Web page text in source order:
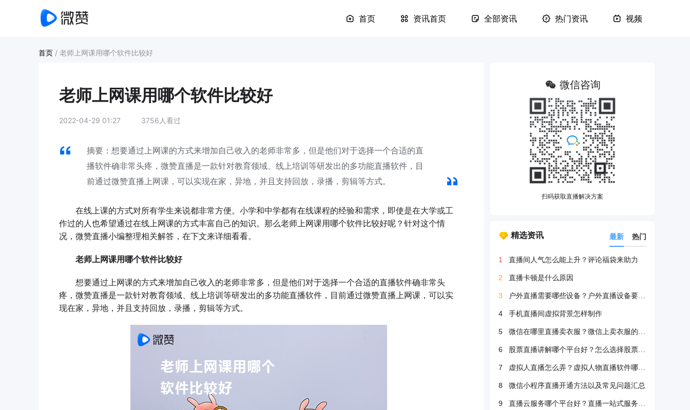
首页 资讯首页 全部资讯 热门资讯 视频
首页 / 老师上网课用哪个软件比较好
老师上网课用哪个软件比较好
2022-04-29 01:27 3756人看过
摘要：想要通过上网课的方式来增加自己收入的老师非常多，但是他们对于选择一个合适的直
播软件确非常头疼，微赞直播是一款针对教育领域、线上培训等研发出的多功能直播软件，目
前通过微赞直播上网课，可以实现在家，异地，并且支持回放，录播，剪辑等方式。
在线上课的方式对所有学生来说都非常方便。小学和中学都有在线课程的经验和需求，即使是在大学或工
作过的人也希望通过在线上网课的方式丰富自己的知识。那么老师上网课用哪个软件比较好呢？针对这个情
况，微赞直播小编整理相关解答，在下文来详细看看。
老师上网课用哪个软件比较好
想要通过上网课的方式来增加自己收入的老师非常多，但是他们对于选择一个合适的直播软件确非常头
疼，微赞直播是一款针对教育领域、线上培训等研发出的多功能直播软件，目前通过微赞直播上网课，可以实
现在家，异地，并且支持回放，录播，剪辑等方式。
微信咨询
扫码获取直播解决方案
精选资讯 最新 热门
1 直播间人气怎么能上升？评论福袋来助力
2 直播卡顿是什么原因
3 户外直播需要哪些设备？户外直播设备要很多吗？
4 手机直播间虚拟背景怎样制作
5 微信在哪里直播卖衣服？微信上卖衣服的方法
6 股票直播讲解哪个平台好？怎么选择股票直播平台？
7 虚拟人直播怎么弄？虚拟人物直播软件哪个好？
8 微信小程序直播开通方法以及常见问题汇总
9 直播云服务哪个平台好？直播一站式服务哪个好？